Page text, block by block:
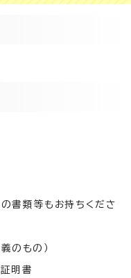
書類等もお持ちくださ
のもの）
明書